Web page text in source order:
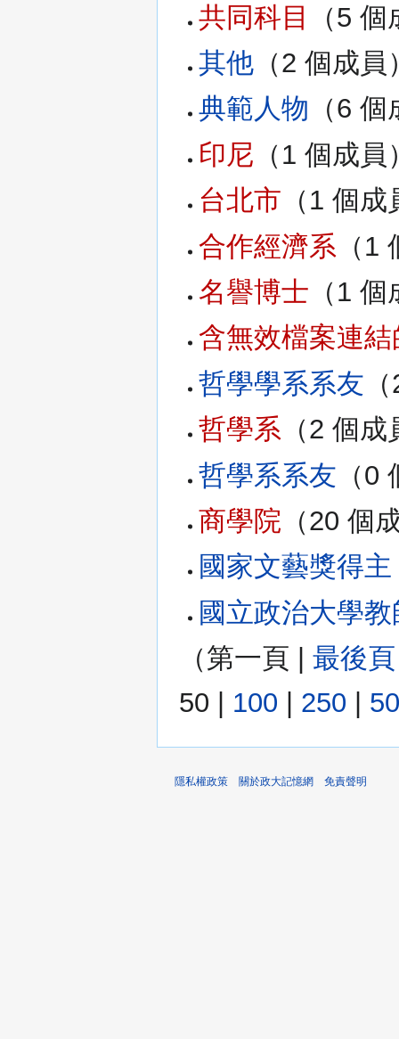
共同科目
（5
其他 （2 個成員
典範人物 （6
印尼 （1 個成員
台北市 （1 個
合作經濟系 （1
名譽博士 （1
含無效檔案連
哲學學系系友
哲學系 （2 個
哲學系系友 （0
商學院 （20 個
國家文藝獎得主
國立政治大學教
（第一頁 最後頁
50
100 250
隱私權政策 關於政大記憶網 免責聲明